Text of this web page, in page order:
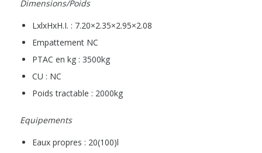
Dimensions/Poids
LxlxHxH.I. : 7.20×2.35×2.95×2.08
Empattement NC
PTAC en kg : 3500kg
CU : NC
Poids tractable : 2000kg
Equipements
Eaux propres : 20(100)l